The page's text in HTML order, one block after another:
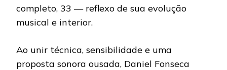
completo, 33 — reflexo de sua evolução
musical e interior.
Ao unir técnica, sensibilidade e uma
proposta sonora ousada, Daniel Fonseca